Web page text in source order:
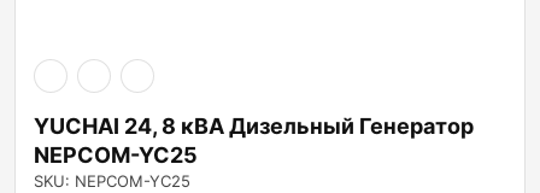
YUCHAI 24, 8 кВА Дизельный Генератор
NEPCOM-YC25
SKU: NEPCOM-YC25